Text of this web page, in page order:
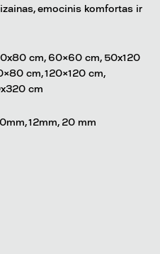
emocinis komfortas ir
cm, 60×60 cm, 50x120
cm, 120×120 cm,
cm
12mm, 20 mm